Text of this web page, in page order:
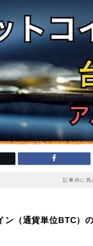
記事内に商
ン（通貨単位BTC）